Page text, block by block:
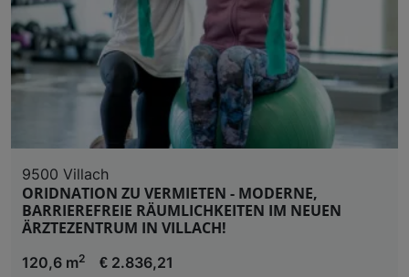
9500 Villach
ORIDNATION ZU VERMIETEN - MODERNE,
BARRIEREFREIE RÄUMLICHKEITEN IM NEUEN
ÄRZTEZENTRUM IN VILLACH!
120,6 m2
€ 2.836,21